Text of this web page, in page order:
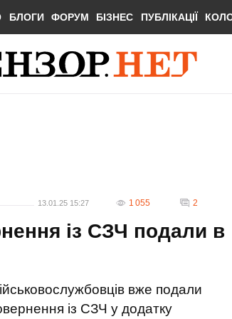
БЛОГИ ФОРУМ БІЗНЕС ПУБЛІКАЦІЇ
13.01.25 15:27 1 055 2
із СЗЧ подали в
вже подали
із СЗЧ у додатку